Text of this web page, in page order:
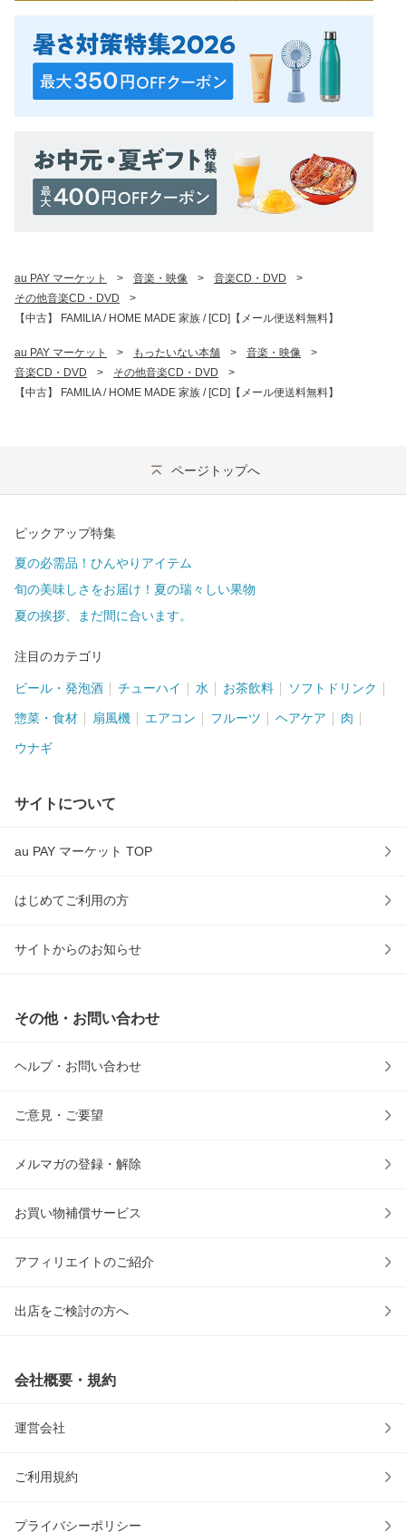
au PAY マーケット > 音楽・映像 > 音楽CD・DVD
>
その他音楽CD・DVD
>
【中古】 FAMILIA / HOME MADE 家族 / [CD]【メール便送料無料】
au PAY マーケット > もったいない本舗 > 音楽・映像
>
音楽CD・DVD
> その他音楽CD・DVD
>
【中古】 FAMILIA / HOME MADE 家族 / [CD]【メール便送料無料】
ページトップへ
ピックアップ特集
夏の必需品！ひんやりアイテム
旬の美味しさをお届け！夏の瑞々しい果物
夏の挨拶、まだ間に合います。
注目のカテゴリ
ビール・発泡酒 チューハイ 水 お茶飲料 ソフトドリンク
惣菜・食材 扇風機 エアコン フルーツ ヘアケア 肉
ウナギ
サイトについて
au PAY マーケット TOP
はじめてご利用の方
サイトからのお知らせ
その他・お問い合わせ
ヘルプ・お問い合わせ
ご意見・ご要望
メルマガの登録・解除
お買い物補償サービス
アフィリエイトのご紹介
出店をご検討の方へ
会社概要・規約
運営会社
ご利用規約
プライバシーポリシー